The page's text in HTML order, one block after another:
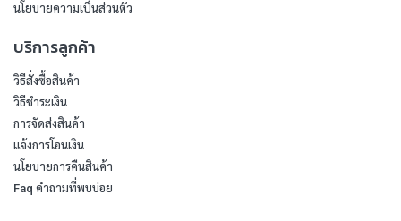
นโยบายความเป็นส่วนตัว
บริการลูกค้า
วิธีสั่งซื้อสินค้า
วิธีชำระเงิน
การจัดส่งสินค้า
แจ้งการโอนเงิน
นโยบายการคืนสินค้า
Faq คำถามที่พบบ่อย